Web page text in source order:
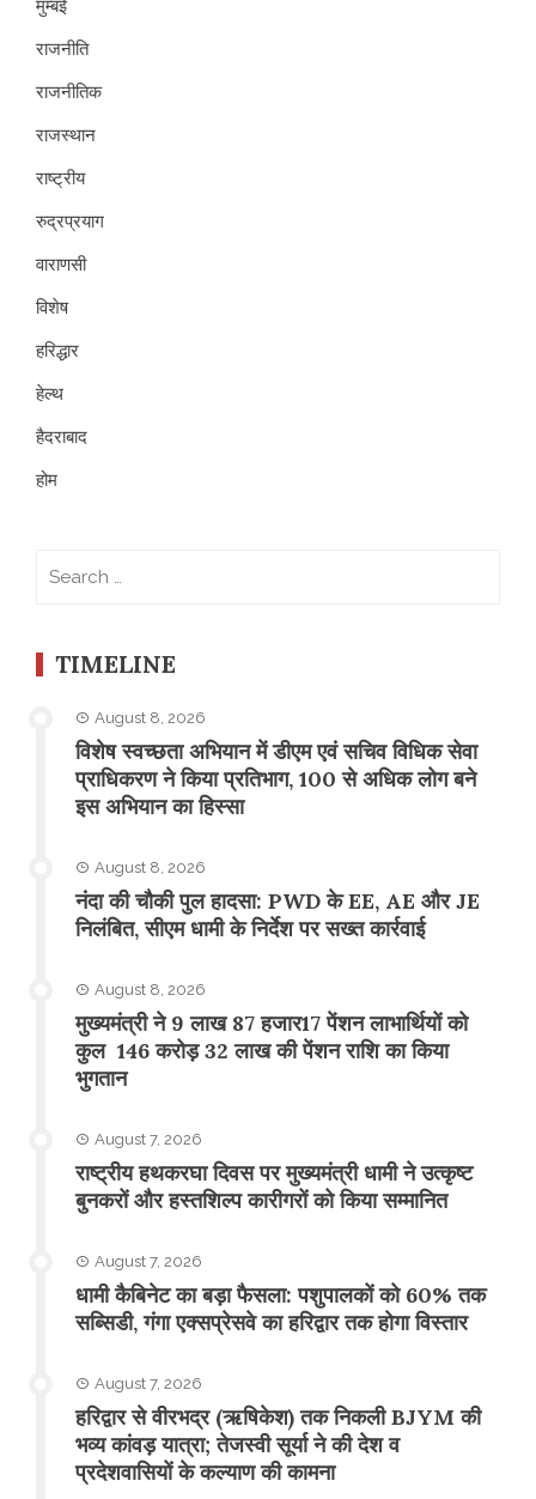
मुम्बई
राजनीति
राजनीतिक
राजस्थान
राष्ट्रीय
रुद्रप्रयाग
वाराणसी
विशेष
हरिद्धार
हेल्थ
हैदराबाद
होम
TIMELINE
August 8, 2026
विशेष स्वच्छता अभियान में डीएम एवं सचिव विधिक सेवा
प्राधिकरण ने किया प्रतिभाग, 100 से अधिक लोग बने
इस अभियान का हिस्सा
August 8, 2026
नंदा की चौकी पुल हादसा: PWD के EE, AE और JE
निलंबित, सीएम धामी के निर्देश पर सख्त कार्रवाई
August 8, 2026
मुख्यमंत्री ने 9 लाख 87 हजार17 पेंशन लाभार्थियों को
कुल 146 करोड़ 32 लाख की पेंशन राशि का किया
भुगतान
August 7, 2026
राष्ट्रीय हथकरघा दिवस पर मुख्यमंत्री धामी ने उत्कृष्ट
बुनकरों और हस्तशिल्प कारीगरों को किया सम्मानित
August 7, 2026
​धामी कैबिनेट का बड़ा फैसला: पशुपालकों को 60% तक
सब्सिडी, गंगा एक्सप्रेसवे का हरिद्वार तक होगा विस्तार
August 7, 2026
​हरिद्वार से वीरभद्र (ऋषिकेश) तक निकली BJYM की
भव्य कांवड़ यात्रा; तेजस्वी सूर्या ने की देश व
प्रदेशवासियों के कल्याण की कामना